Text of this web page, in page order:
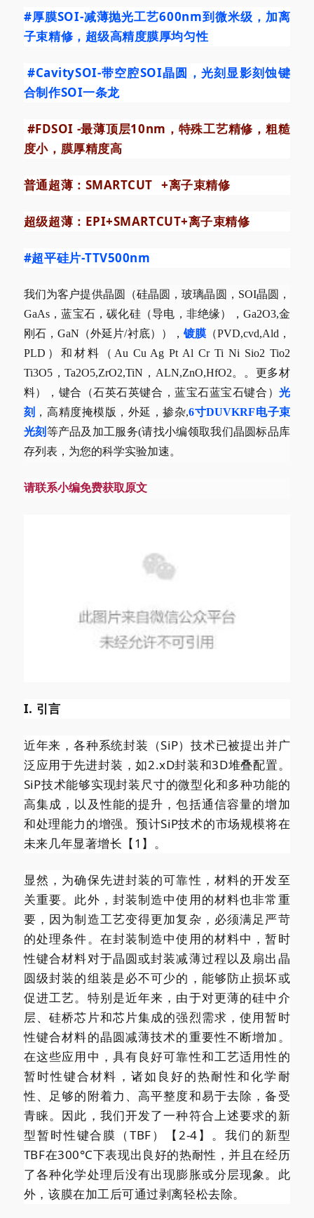
#厚膜SOI-减薄抛光工艺600nm到微米级，加离
子束精修，超级高精度膜厚均匀性
#CavitySOI-带空腔SOI晶圆，光刻显影刻蚀键
合制作SOI一条龙
#FDSOI -最薄顶层10nm，特殊工艺精修，粗糙
度小，膜厚精度高
普通超薄： SMARTCUT +离子束精修
超级超薄：EPI+SMARTCUT+离子束精修
#超平硅片-TTV500nm
我们为客户提供晶圆（硅晶圆，玻璃晶圆，SOI晶圆，
GaAs，蓝宝石，碳化硅（导电，非绝缘），Ga2O3,金
刚石，GaN（外延片/衬底））， 镀膜（PVD,cvd,Ald，
PLD）和材料（Au Cu Ag Pt Al Cr Ti Ni Sio2 Tio2
Ti3O5，Ta2O5,ZrO2,TiN，ALN,ZnO,HfO2。。更多材
料），键合（石英石英键合，蓝宝石蓝宝石键合）光
刻 ，高精度掩模版，外延，掺杂,6寸DUVKRF电子束
光刻 等产品及加工服务(请找小编领取我们晶圆标品库
存列表，为您的科学实验加速。
请联系小编免费获取原文
I. 引言
近年来，各种系统封装（SiP）技术已被提出并广
泛应用于先进封装，如2.xD封装和3D堆叠配置。
SiP技术能够实现封装尺寸的微型化和多种功能的
高集成，以及性能的提升，包括通信容量的增加
和处理能力的增强。预计SiP技术的市场规模将在
未来几年显著增长【1】。
显然，为确保先进封装的可靠性，材料的开发至
关重要。此外，封装制造中使用的材料也非常重
要，因为制造工艺变得更加复杂，必须满足严苛
的处理条件。在封装制造中使用的材料中，暂时
性键合材料对于晶圆或封装减薄过程以及扇出晶
圆级封装的组装是必不可少的，能够防止损坏或
促进工艺。特别是近年来，由于对更薄的硅中介
层、硅桥芯片和芯片集成的强烈需求，使用暂时
性键合材料的晶圆减薄技术的重要性不断增加。
在这些应用中，具有良好可靠性和工艺适用性的
暂时性键合材料，诸如良好的热耐性和化学耐
性、足够的附着力、高平整度和易于去除，备受
青睐。因此，我们开发了一种符合上述要求的新
型暂时性键合膜（TBF）【2-4】。我们的新型
TBF在300°C下表现出良好的热耐性，并且在经历
了各种化学处理后没有出现膨胀或分层现象。此
外，该膜在加工后可通过剥离轻松去除。